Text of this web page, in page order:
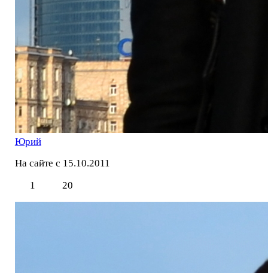
Юрий
На сайте с 15.10.2011
1
20